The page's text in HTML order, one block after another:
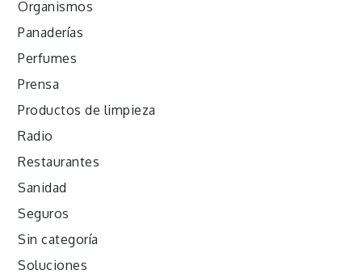
Organismos
Panaderías
Perfumes
Prensa
Productos de limpieza
Radio
Restaurantes
Sanidad
Seguros
Sin categoría
Soluciones